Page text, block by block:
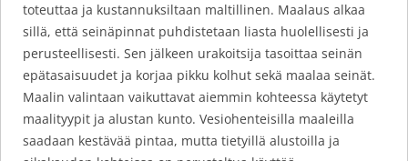
toteuttaa ja kustannuksiltaan maltillinen. Maalaus alkaa
sillä, että seinäpinnat puhdistetaan liasta huolellisesti ja
perusteellisesti. Sen jälkeen urakoitsija tasoittaa seinän
epätasaisuudet ja korjaa pikku kolhut sekä maalaa seinät.
Maalin valintaan vaikuttavat aiemmin kohteessa käytetyt
maalityypit ja alustan kunto. Vesiohenteisilla maaleilla
saadaan kestävää pintaa, mutta tietyillä alustoilla ja